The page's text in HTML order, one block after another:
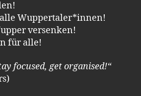
Wuppertaler*innen!
versenken!
für alle!
focused, get organised!“